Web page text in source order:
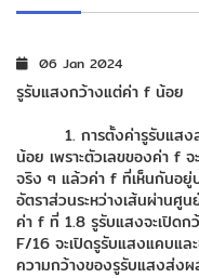
06 Jan 2024
รูรับแสงกว้างแต่ค่า f น้อย
1. การตั้งค่ารูรับแสงสำ
น้อย เพราะตัวเลขของค่า f
จริง ๆ แล้วค่า f ที่เห็นกันอยู่
อัตราส่วนระหว่างเส้นผ่านศู
ค่า f ที่ 1.8 รูรับแสงจะเปิดก
F/16 จะเปิดรูรับแสงแคบแล
ความกว้างของรูรับแสงส่ง